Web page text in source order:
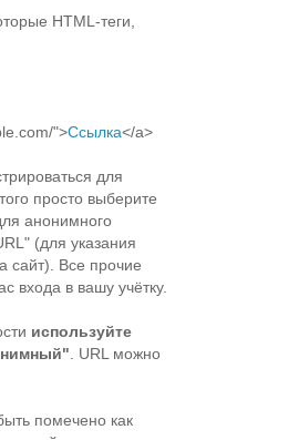
HTML-теги,
">Ссылка</a>
для
просто выберите
анонимного
(для указания
сайт). Все прочие
входа в вашу учётку.
используйте
. URL можно
помечено как